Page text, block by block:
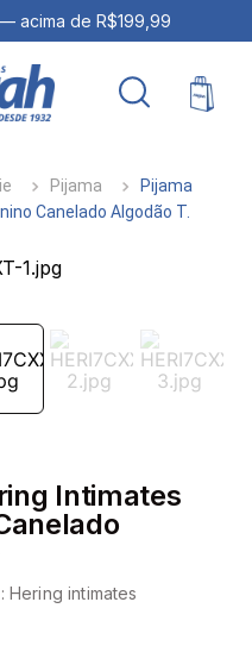
acima de R$199,99
Pijama
Pijama
Canelado Algodão T.
Intimates
Hering intimates